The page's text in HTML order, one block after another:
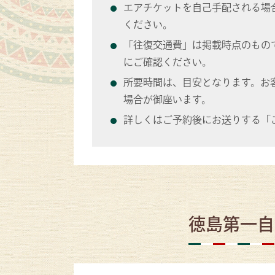
エアチケットを自己手配される
ください。
「往復交通費」は掲載時点のも
にご確認ください。
所要時間は、目安となります。
場合が御座います。
詳しくはご予約後にお送りする
徳島第一